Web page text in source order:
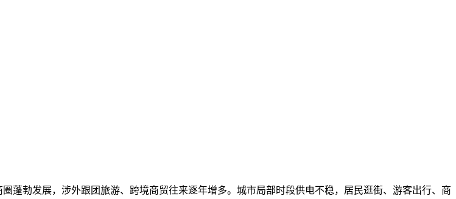
蓬勃发展，涉外跟团旅游、跨境商贸往来逐年增多。城市局部时段供电不稳，居民逛街、游客出行、商